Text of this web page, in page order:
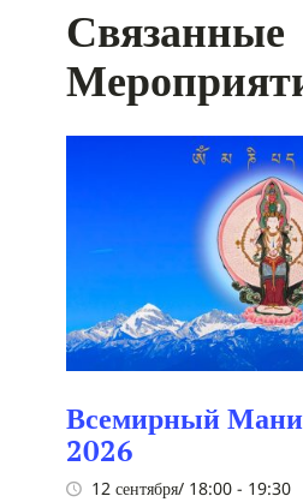
Связанные
Всемирный
2026
12 сентября/ 18:00 - 19:30